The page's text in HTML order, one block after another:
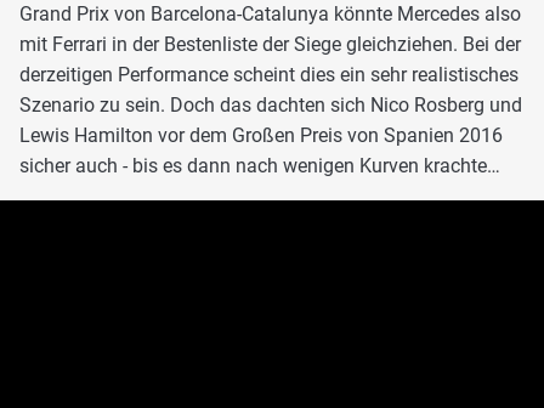
Grand Prix von Barcelona-Catalunya könnte Mercedes also
mit Ferrari in der Bestenliste der Siege gleichziehen. Bei der
derzeitigen Performance scheint dies ein sehr realistisches
Szenario zu sein. Doch das dachten sich Nico Rosberg und
Lewis Hamilton vor dem Großen Preis von Spanien 2016
sicher auch - bis es dann nach wenigen Kurven krachte…